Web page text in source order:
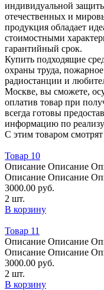
индивидуальной
отечественных и
продукция обладает
стоимостными
гарантийный срок.
Купить подходящие
охраны труда,
радиостанции и
Москве, вы сможете,
оплатив товар при
всегда готовы
информацию по
С этим товаром смотрят
Товар 10
Oписание Oписание
Oписание Oписание
3000.00 руб.
2 шт.
В корзину
Товар 11
Oписание Oписание
Oписание Oписание
3000.00 руб.
2 шт.
В корзину